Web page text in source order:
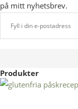
på mitt nyhetsbrev.
Produkter